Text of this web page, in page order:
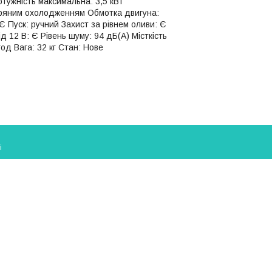
охолодженням Обмотка двигуна:
Пуск: ручний Захист за рівнем оливи: Є
12 В: Є Рівень шуму: 94 дБ(А) Місткість
Вага: 32 кг Стан: Нове